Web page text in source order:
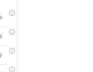
i
i
i
i